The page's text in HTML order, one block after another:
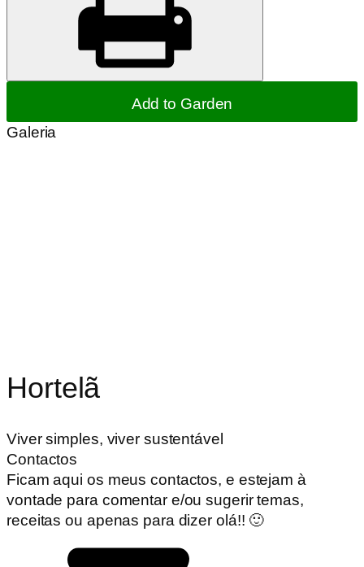
Add to Garden
Galeria
Hortelã
Viver simples, viver sustentável
Contactos
Ficam aqui os meus contactos, e estejam à
vontade para comentar e/ou sugerir temas,
receitas ou apenas para dizer olá!! 🙂